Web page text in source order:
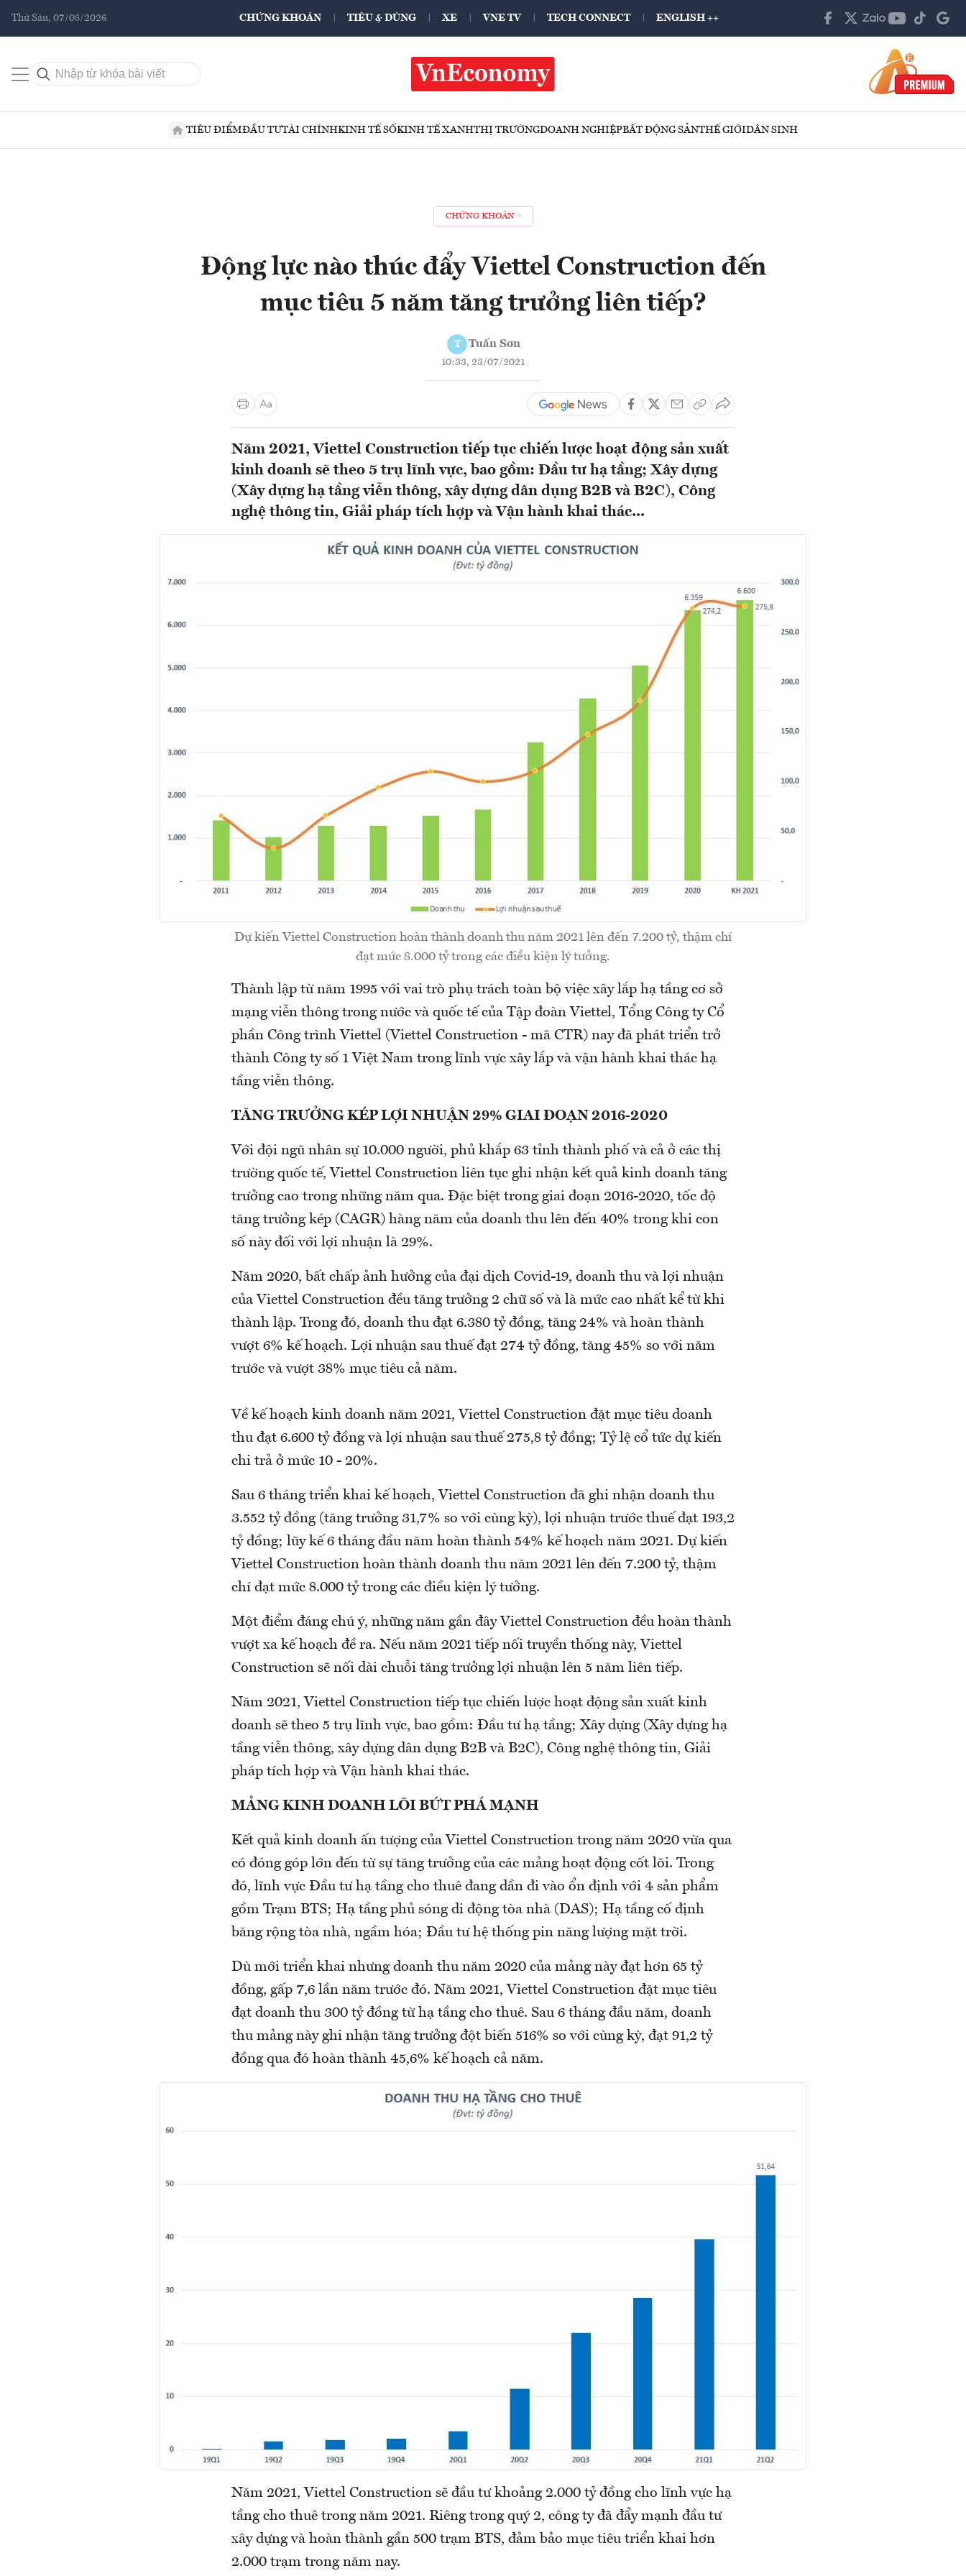
Thứ Sáu, 07/08/2026 CHỨNG KHOÁN TIÊU & DÙNG XE VNE TV TECH CONNECT ENGLISH ++
TIÊU ĐIỂMĐẦU TƯTÀI CHÍNHKINH TẾ SỐKINH TẾ XANHTHỊ TRƯỜNGDOANH NGHIỆPBẤT ĐỘNG SẢNTHẾ GIỚIDÂN SINH
CHỨNG KHOÁN
Động lực nào thúc đẩy Viettel Construction đến
mục tiêu 5 năm tăng trưởng liên tiếp?
T Tuấn Sơn
10:33, 23/07/2021
Năm 2021, Viettel Construction tiếp tục chiến lược hoạt động sản xuất
kinh doanh sẽ theo 5 trụ lĩnh vực, bao gồm: Đầu tư hạ tầng; Xây dựng
(Xây dựng hạ tầng viễn thông, xây dựng dân dụng B2B và B2C), Công
nghệ thông tin, Giải pháp tích hợp và Vận hành khai thác...
Dự kiến Viettel Construction hoàn thành doanh thu năm 2021 lên đến 7.200 tỷ, thậm chí
đạt mức 8.000 tỷ trong các điều kiện lý tưởng.
Thành lập từ năm 1995 với vai trò phụ trách toàn bộ việc xây lắp hạ tầng cơ sở
mạng viễn thông trong nước và quốc tế của Tập đoàn Viettel, Tổng Công ty Cổ
phần Công trình Viettel (Viettel Construction - mã CTR) nay đã phát triển trở
thành Công ty số 1 Việt Nam trong lĩnh vực xây lắp và vận hành khai thác hạ
tầng viễn thông.
TĂNG TRƯỞNG KÉP LỢI NHUẬN 29% GIAI ĐOẠN 2016-2020
Với đội ngũ nhân sự 10.000 người, phủ khắp 63 tỉnh thành phố và cả ở các thị
trường quốc tế, Viettel Construction liên tục ghi nhận kết quả kinh doanh tăng
trưởng cao trong những năm qua. Đặc biệt trong giai đoạn 2016-2020, tốc độ
tăng trưởng kép (CAGR) hàng năm của doanh thu lên đến 40% trong khi con
số này đối với lợi nhuận là 29%.
Năm 2020, bất chấp ảnh hưởng của đại dịch Covid-19, doanh thu và lợi nhuận
của Viettel Construction đều tăng trưởng 2 chữ số và là mức cao nhất kể từ khi
thành lập. Trong đó, doanh thu đạt 6.380 tỷ đồng, tăng 24% và hoàn thành
vượt 6% kế hoạch. Lợi nhuận sau thuế đạt 274 tỷ đồng, tăng 45% so với năm
trước và vượt 38% mục tiêu cả năm.
Về kế hoạch kinh doanh năm 2021, Viettel Construction đặt mục tiêu doanh
thu đạt 6.600 tỷ đồng và lợi nhuận sau thuế 275,8 tỷ đồng; Tỷ lệ cổ tức dự kiến
chi trả ở mức 10 - 20%.
Sau 6 tháng triển khai kế hoạch, Viettel Construction đã ghi nhận doanh thu
3.552 tỷ đồng (tăng trưởng 31,7% so với cùng kỳ), lợi nhuận trước thuế đạt 193,2
tỷ đồng; lũy kế 6 tháng đầu năm hoàn thành 54% kế hoạch năm 2021. Dự kiến
Viettel Construction hoàn thành doanh thu năm 2021 lên đến 7.200 tỷ, thậm
chí đạt mức 8.000 tỷ trong các điều kiện lý tưởng.
Một điểm đáng chú ý, những năm gần đây Viettel Construction đều hoàn thành
vượt xa kế hoạch đề ra. Nếu năm 2021 tiếp nối truyền thống này, Viettel
Construction sẽ nối dài chuỗi tăng trưởng lợi nhuận lên 5 năm liên tiếp.
Năm 2021, Viettel Construction tiếp tục chiến lược hoạt động sản xuất kinh
doanh sẽ theo 5 trụ lĩnh vực, bao gồm: Đầu tư hạ tầng; Xây dựng (Xây dựng hạ
tầng viễn thông, xây dựng dân dụng B2B và B2C), Công nghệ thông tin, Giải
pháp tích hợp và Vận hành khai thác.
MẢNG KINH DOANH LÕI BỨT PHÁ MẠNH
Kết quả kinh doanh ấn tượng của Viettel Construction trong năm 2020 vừa qua
có đóng góp lớn đến từ sự tăng trưởng của các mảng hoạt động cốt lõi. Trong
đó, lĩnh vực Đầu tư hạ tầng cho thuê đang dần đi vào ổn định với 4 sản phẩm
gồm Trạm BTS; Hạ tầng phủ sóng di động tòa nhà (DAS); Hạ tầng cố định
băng rộng tòa nhà, ngầm hóa; Đầu tư hệ thống pin năng lượng mặt trời.
Dù mới triển khai nhưng doanh thu năm 2020 của mảng này đạt hơn 65 tỷ
đồng, gấp 7,6 lần năm trước đó. Năm 2021, Viettel Construction đặt mục tiêu
đạt doanh thu 300 tỷ đồng từ hạ tầng cho thuê. Sau 6 tháng đầu năm, doanh
thu mảng này ghi nhận tăng trưởng đột biến 516% so với cùng kỳ, đạt 91,2 tỷ
đồng qua đó hoàn thành 45,6% kế hoạch cả năm.
Năm 2021, Viettel Construction sẽ đầu tư khoảng 2.000 tỷ đồng cho lĩnh vực hạ
tầng cho thuê trong năm 2021. Riêng trong quý 2, công ty đã đẩy mạnh đầu tư
xây dựng và hoàn thành gần 500 trạm BTS, đảm bảo mục tiêu triển khai hơn
2.000 trạm trong năm nay.